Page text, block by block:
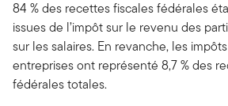
84 % des recettes fiscales fédérales
issues de l’impôt sur le revenu des
sur les salaires. En revanche, les
entreprises ont représenté 8,7 % des
fédérales totales.